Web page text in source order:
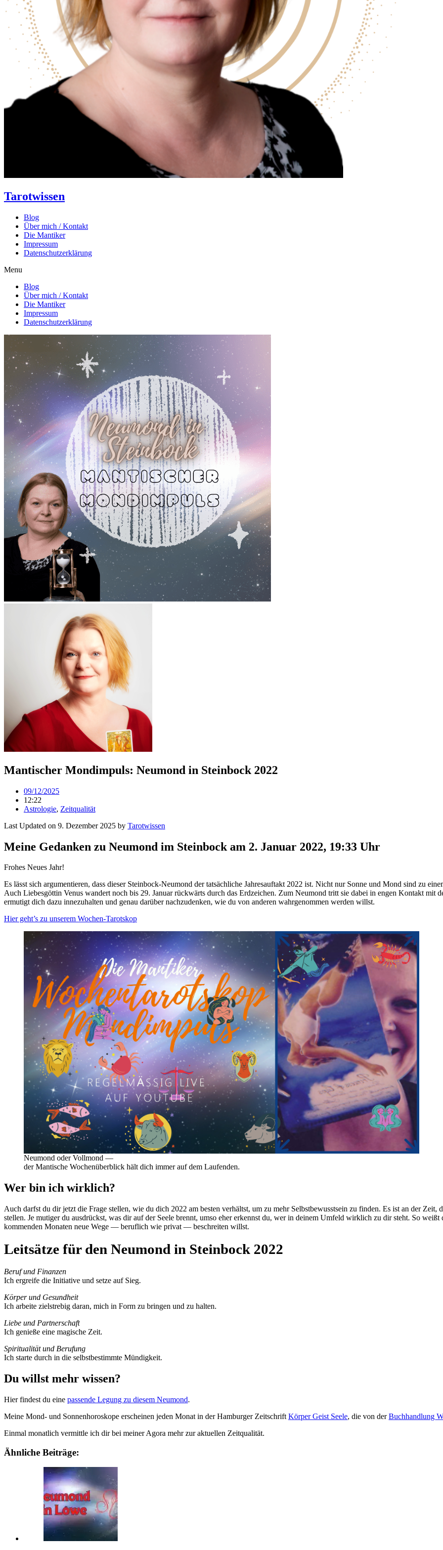
Tarotwissen
Blog
Über mich / Kontakt
Die Mantiker
Impressum
Datenschutzerklärung
Menu
Blog
Über mich / Kontakt
Die Mantiker
Impressum
Datenschutzerklärung
Mantischer Mondimpuls: Neumond in Steinbock 2022
09/12/2025
12:22
Astrologie, Zeitqualität
Last Updated on 9. Dezember 2025 by Tarot­wissen
Meine Gedanken zu Neumond im Steinbock am 2. Januar 2022, 19:33 Uhr
Frohes Neues Jahr!
Es lässt sich argu­men­tieren, dass dieser Stein­bock-Neu­mond der tat­säch­liche Jah­res­auf­takt 2022 ist. Nicht nur Sonne und Mond sind zu
Auch Lie­bes­göttin Venus wan­dert noch bis 29. Januar rück­wärts durch das Erd­zei­chen. Zum Neu­mond tritt sie dabei in engen Kon­takt mit
ermu­tigt dich dazu inne­zu­halten und genau dar­über nach­zu­denken, wie du von anderen wahr­ge­nommen werden willst.
Hier geht’s zu unserem Wochen-Tarotskop
Neu­mond oder Voll­mond —
der Man­ti­sche Wochen­über­blick hält dich immer auf dem Laufenden.
Wer bin ich wirklich?
Auch darfst du dir jetzt die Frage stellen, wie du dich 2022 am besten ver­hältst, um zu mehr Selbst­be­wusst­sein zu finden. Es ist an der
stellen. Je mutiger du aus­drückst, was dir auf der Seele brennt, umso eher erkennst du, wer in deinem Umfeld wirk­lich zu dir steht. So
kom­menden Monaten neue Wege — beruf­lich wie privat — beschreiten willst.
Leitsätze für den Neumond in Steinbock 2022
Beruf und Finanzen
Ich ergreife die Initia­tive und setze auf Sieg.
Körper und Gesund­heit
Ich arbeite ziel­strebig daran, mich in Form zu bringen und zu halten.
Liebe und Part­ner­schaft
Ich genieße eine magi­sche Zeit.
Spi­ri­tua­lität und Beru­fung
Ich starte durch in die selbst­be­stimmte Mündigkeit.
Du willst mehr wissen?
Hier fin­dest du eine pas­sende Legung zu diesem Neu­mond.
Meine Mond- und Son­nen­ho­ro­skope erscheinen jeden Monat in der Ham­burger Zeit­schrift Körper Geist Seele, die von derBuch­hand­lung
Einmal monat­lich ver­mittle ich dir bei meiner Agora mehr zur aktu­ellen Zeitqualität.
Ähnliche Beiträge: